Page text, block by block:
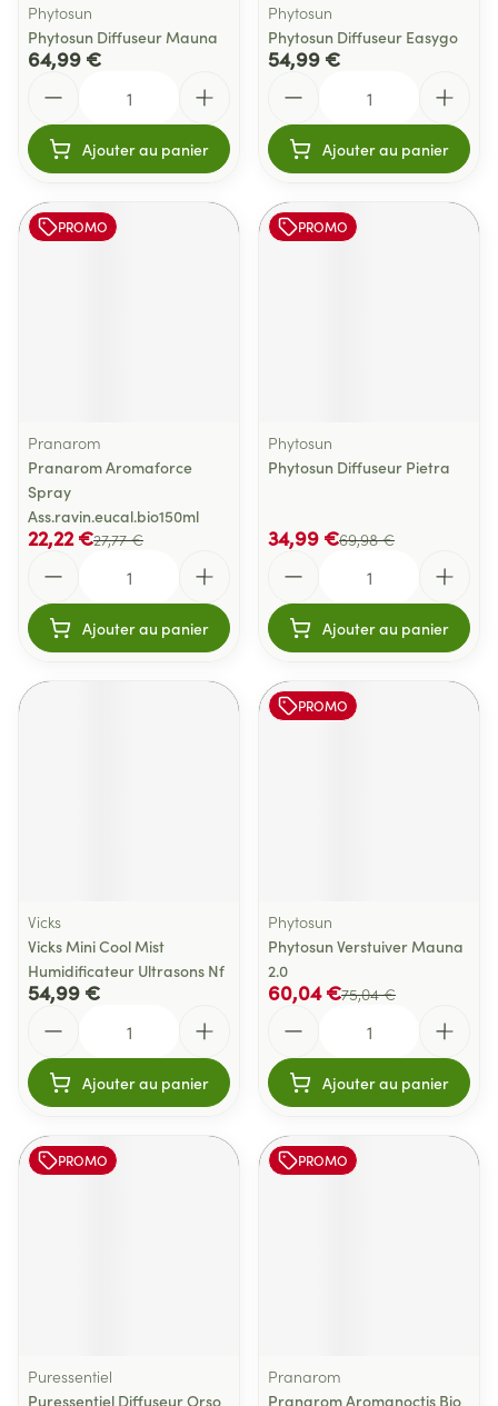
Phytosun
Phytosun Diffuseur Mauna
64,99 €
Ajouter au panier
Phytosun
Phytosun Diffuseur Easygo
54,99 €
Ajouter au panier
PROMO
Pranarom
Pranarom Aromaforce
Spray
Ass.ravin.eucal.bio150ml
27,77 €
22,22 €
Ajouter au panier
PROMO
Phytosun
Phytosun Diffuseur Pietra
69,98 €
34,99 €
Ajouter au panier
Vicks
Vicks Mini Cool Mist
Humidificateur Ultrasons Nf
54,99 €
Ajouter au panier
PROMO
Phytosun
Phytosun Verstuiver Mauna
2.0
75,04 €
60,04 €
Ajouter au panier
PROMO
Puressentiel
Puressentiel Diffuseur Orso
PROMO
Pranarom
Pranarom Aromanoctis Bio